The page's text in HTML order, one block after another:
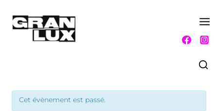
contenu
Cet évènement est passé.